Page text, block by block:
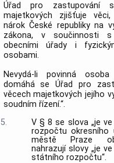
Úřad pro zastupování
majetkových zjišťuje
nárok České republiky na
zákona, v součinnosti s
obecními úřady i
osobami.
Nevydá-li povinná
domáhá se Úřad pro
věcech majetkových jejího
soudním řízení.“.
5.
V § 8 se slova „je
rozpočtu okresního
městě Praze
nahrazují slovy „je
státního rozpočtu“.